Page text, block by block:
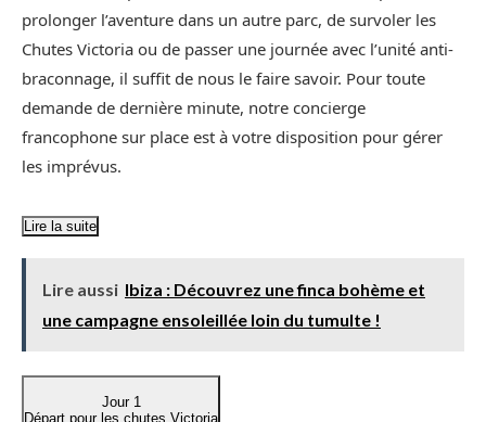
prolonger l’aventure dans un autre parc, de survoler les
Chutes Victoria ou de passer une journée avec l’unité anti-
braconnage, il suffit de nous le faire savoir. Pour toute
demande de dernière minute, notre concierge
francophone sur place est à votre disposition pour gérer
les imprévus.
Lire la suite
Lire aussi Ibiza : Découvrez une finca bohème et
une campagne ensoleillée loin du tumulte !
Jour 1
Départ pour les chutes Victoria